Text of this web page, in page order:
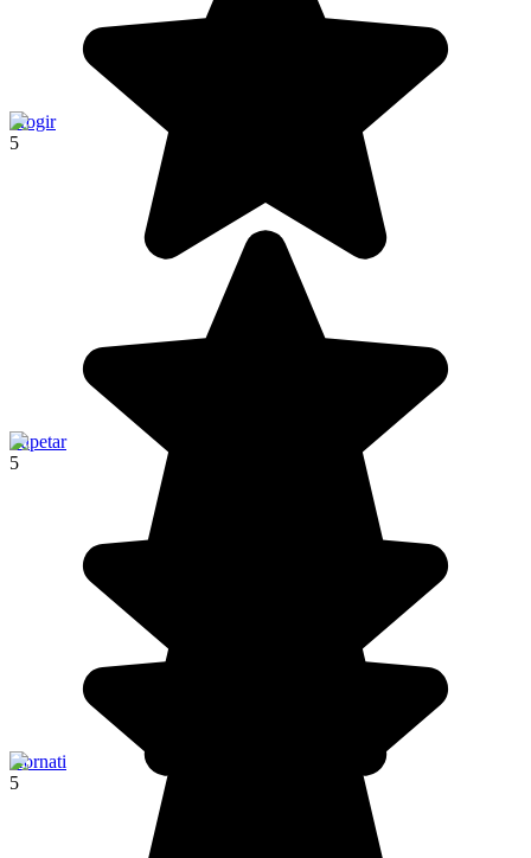
Trogir
5
Supetar
5
Kornati
5